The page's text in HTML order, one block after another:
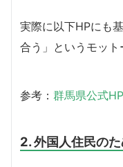
実際に以下HPにも
合う」というモット
参考： 群馬県公式HP
2. 外国人住民の